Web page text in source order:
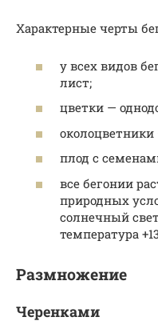
Характерные черты
у всех видов
лист;
цветки —
плод с
все бегонии
природных
солнечный
температура
Размножение
Черенками